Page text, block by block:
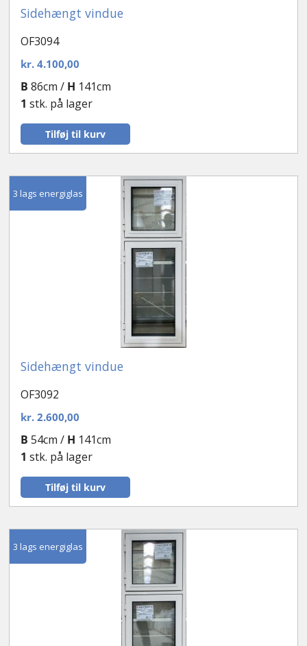
Sidehængt vindue
OF3094
kr.4.100,00
Tilføj til kurv
B 86cm / H 141cm
1 stk. på lager
3 lags energiglas
Sidehængt vindue
OF3092
kr.2.600,00
Tilføj til kurv
B 54cm / H 141cm
1 stk. på lager
3 lags energiglas